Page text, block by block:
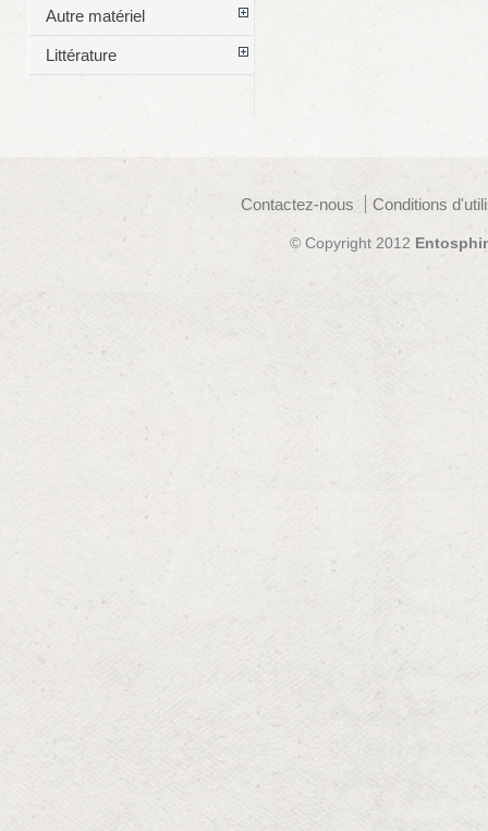
Autre matériel
Littérature
Contactez-nous Conditions
© Copyright 2012